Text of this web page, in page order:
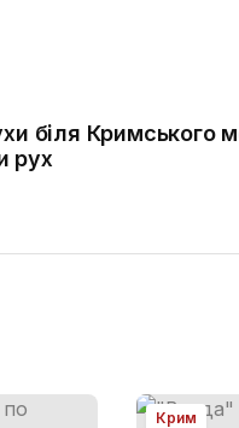
біля Кримського
рух
Крим